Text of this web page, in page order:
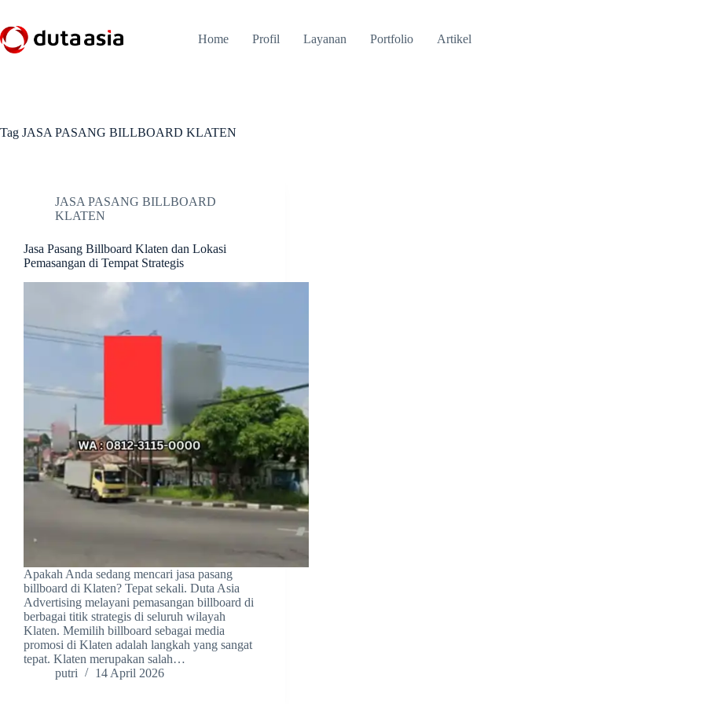
content
Home Profil Layanan Portfolio Artikel
Tag JASA PASANG BILLBOARD KLATEN
JASA PASANG BILLBOARD
KLATEN
Jasa Pasang Billboard Klaten dan Lokasi
Pemasangan di Tempat Strategis
Apakah Anda sedang mencari jasa pasang
billboard di Klaten? Tepat sekali. Duta Asia
Advertising melayani pemasangan billboard di
berbagai titik strategis di seluruh wilayah
Klaten. Memilih billboard sebagai media
promosi di Klaten adalah langkah yang sangat
tepat. Klaten merupakan salah…
putri
14 April 2026